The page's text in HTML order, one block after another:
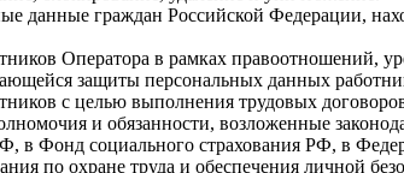
данные граждан Российской Федерации,
Оператора в рамках
защиты персональных данных
с целью выполнения трудовых
и обязанности, возложенные
в Фонд социального страхования РФ, в
по охране труда и обеспечения